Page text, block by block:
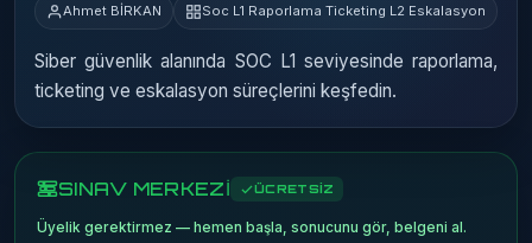
Ahmet BİRKAN Soc L1 Raporlama Ticketing L2 Eskalasyon
Siber güvenlik alanında SOC L1 seviyesinde raporlama,
ticketing ve eskalasyon süreçlerini keşfedin.
SINAV MERKEZİ ÜCRETSİZ
Üyelik gerektirmez — hemen başla, sonucunu gör, belgeni al.